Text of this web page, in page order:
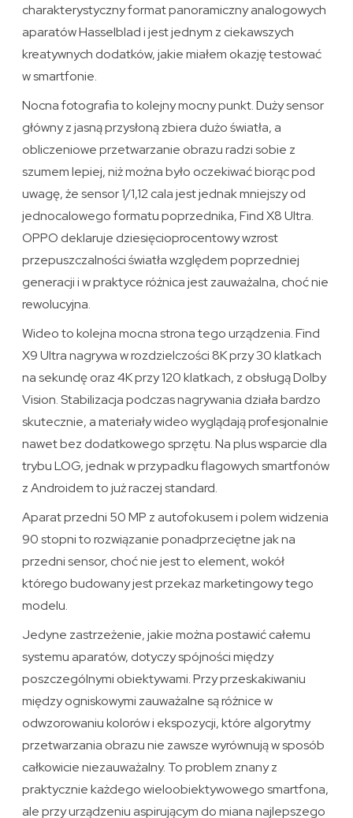
charakterystyczny format panoramiczny analogowych
aparatów Hasselblad i jest jednym z ciekawszych
kreatywnych dodatków, jakie miałem okazję testować
w smartfonie.
Nocna fotografia to kolejny mocny punkt. Duży sensor
główny z jasną przysłoną zbiera dużo światła, a
obliczeniowe przetwarzanie obrazu radzi sobie z
szumem lepiej, niż można było oczekiwać biorąc pod
uwagę, że sensor 1/1,12 cala jest jednak mniejszy od
jednocalowego formatu poprzednika, Find X8 Ultra.
OPPO deklaruje dziesięcioprocentowy wzrost
przepuszczalności światła względem poprzedniej
generacji i w praktyce różnica jest zauważalna, choć nie
rewolucyjna.
Wideo to kolejna mocna strona tego urządzenia. Find
X9 Ultra nagrywa w rozdzielczości 8K przy 30 klatkach
na sekundę oraz 4K przy 120 klatkach, z obsługą Dolby
Vision. Stabilizacja podczas nagrywania działa bardzo
skutecznie, a materiały wideo wyglądają profesjonalnie
nawet bez dodatkowego sprzętu. Na plus wsparcie dla
trybu LOG, jednak w przypadku flagowych smartfonów
z Androidem to już raczej standard.
Aparat przedni 50 MP z autofokusem i polem widzenia
90 stopni to rozwiązanie ponadprzeciętne jak na
przedni sensor, choć nie jest to element, wokół
którego budowany jest przekaz marketingowy tego
modelu.
Jedyne zastrzeżenie, jakie można postawić całemu
systemu aparatów, dotyczy spójności między
poszczególnymi obiektywami. Przy przeskakiwaniu
między ogniskowymi zauważalne są różnice w
odwzorowaniu kolorów i ekspozycji, które algorytmy
przetwarzania obrazu nie zawsze wyrównują w sposób
całkowicie niezauważalny. To problem znany z
praktycznie każdego wieloobiektywowego smartfona,
ale przy urządzeniu aspirującym do miana najlepszego